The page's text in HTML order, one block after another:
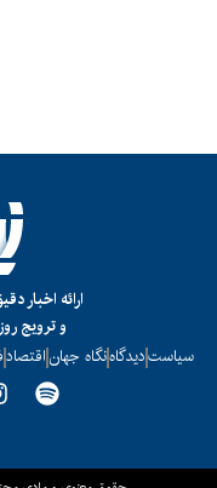
ارائه اخبار
و ترویج
سیاستدیدگاهنگاه جهاناقتصاد